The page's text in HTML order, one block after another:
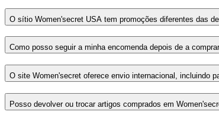
O sítio Women'secret USA tem promoções diferentes das
Como posso seguir a minha encomenda depois de a
O site Women'secret oferece envio internacional, incluindo
Posso devolver ou trocar artigos comprados em